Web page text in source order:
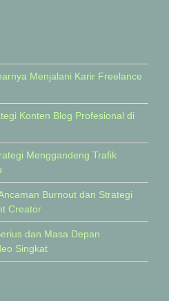
Menjalani Karir Freelance
Konten Blog Profesional di
Menggandeng Trafik
Burnout dan Strategi
Creator
dan Masa Depan
Singkat